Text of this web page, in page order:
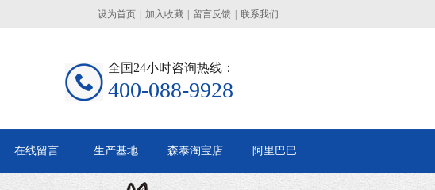
设为首页 加入收藏 留言反馈 联系我们
全国24小时咨询热线：
400-088-9928
在线留言 生产基地 森泰淘宝店 阿里巴巴